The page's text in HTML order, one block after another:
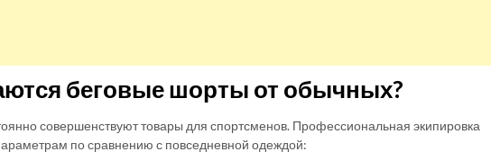
беговые шорты от обычных?
совершенствуют товары для спортсменов. Профессиональная экипировка
по сравнению с повседневной одеждой: